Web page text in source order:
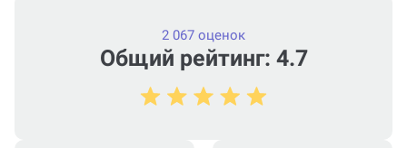
Общий рейтинг: 4.7
2 067 оценок